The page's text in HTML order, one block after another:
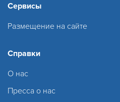
Сервисы
Размещение на сайте
Справки
О нас
Пресса о нас